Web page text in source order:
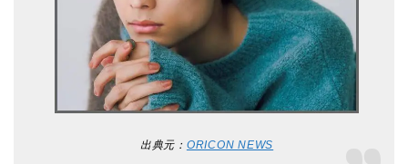
出典元： ORICON NEWS